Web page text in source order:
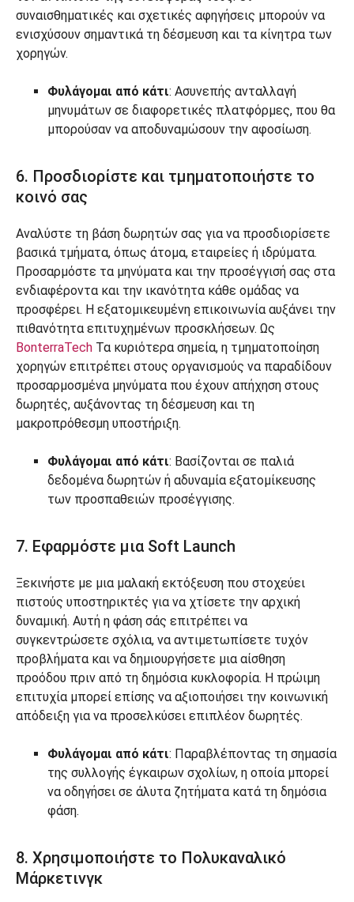
συναισθηματικές και σχετικές αφηγήσεις μπορούν να
ενισχύσουν σημαντικά τη δέσμευση και τα κίνητρα των
χορηγών.
Φυλάγομαι από κάτι: Ασυνεπής ανταλλαγή
μηνυμάτων σε διαφορετικές πλατφόρμες, που θα
μπορούσαν να αποδυναμώσουν την αφοσίωση.
6. Προσδιορίστε και τμηματοποιήστε το
κοινό σας
Αναλύστε τη βάση δωρητών σας για να προσδιορίσετε
βασικά τμήματα, όπως άτομα, εταιρείες ή ιδρύματα.
Προσαρμόστε τα μηνύματα και την προσέγγισή σας στα
ενδιαφέροντα και την ικανότητα κάθε ομάδας να
προσφέρει. Η εξατομικευμένη επικοινωνία αυξάνει την
πιθανότητα επιτυχημένων προσκλήσεων. Ως
BonterraTech Τα κυριότερα σημεία, η τμηματοποίηση
χορηγών επιτρέπει στους οργανισμούς να παραδίδουν
προσαρμοσμένα μηνύματα που έχουν απήχηση στους
δωρητές, αυξάνοντας τη δέσμευση και τη
μακροπρόθεσμη υποστήριξη.
Φυλάγομαι από κάτι: Βασίζονται σε παλιά
δεδομένα δωρητών ή αδυναμία εξατομίκευσης
των προσπαθειών προσέγγισης.
7. Εφαρμόστε μια Soft Launch
Ξεκινήστε με μια μαλακή εκτόξευση που στοχεύει
πιστούς υποστηρικτές για να χτίσετε την αρχική
δυναμική. Αυτή η φάση σάς επιτρέπει να
συγκεντρώσετε σχόλια, να αντιμετωπίσετε τυχόν
προβλήματα και να δημιουργήσετε μια αίσθηση
προόδου πριν από τη δημόσια κυκλοφορία. Η πρώιμη
επιτυχία μπορεί επίσης να αξιοποιήσει την κοινωνική
απόδειξη για να προσελκύσει επιπλέον δωρητές.
Φυλάγομαι από κάτι: Παραβλέποντας τη σημασία
της συλλογής έγκαιρων σχολίων, η οποία μπορεί
να οδηγήσει σε άλυτα ζητήματα κατά τη δημόσια
φάση.
8. Χρησιμοποιήστε το Πολυκαναλικό
Μάρκετινγκ